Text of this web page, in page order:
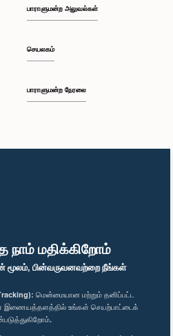
மதிக்கிறோம்
மூலம், பின்வருவனவற்றை நீங்கள்
மென்மையான மற்றும் தனிப்பட்ட
இணையத்தளத்தில் உங்கள் செயற்பாட்டைக்
பாராளுமன்ற அலுவல்கள்
செயலகம்
பாராளுமன்ற நேரலை